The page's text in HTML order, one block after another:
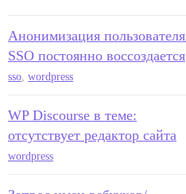
Анонимизация
SSO постоянно воссоздается
sso, wordpress
WP Discourse в теме:
отсутствует редактор сайта
wordpress